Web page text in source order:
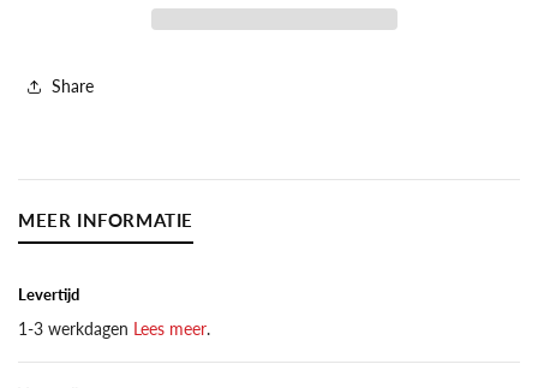
Share
MEER INFORMATIE
Levertijd
1-3 werkdagen Lees meer.